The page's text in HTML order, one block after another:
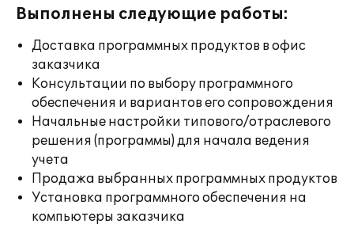
Выполнены следующие работы:
Доставка программных продуктов в офис
заказчика
Консультации по выбору программного
обеспечения и вариантов его сопровождения
Начальные настройки типового/отраслевого
решения (программы) для начала ведения
учета
Продажа выбранных программных продуктов
Установка программного обеспечения на
компьютеры заказчика